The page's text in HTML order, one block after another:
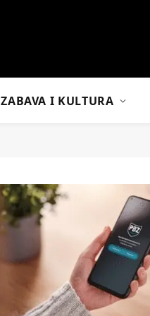
ZABAVA I KULTURA